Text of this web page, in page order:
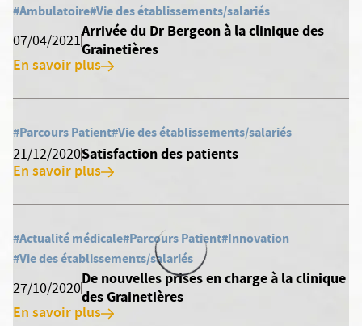
#Ambulatoire#Vie des établissements/salariés
07/04/2021
Arrivée du Dr Bergeon à la clinique des
Grainetières
En savoir plus
#Parcours Patient#Vie des établissements/salariés
21/12/2020Satisfaction des patients
En savoir plus
#Actualité médicale#Parcours Patient#Innovation
#Vie des établissements/salariés
27/10/2020
De nouvelles prises en charge à la clinique
des Grainetières
En savoir plus